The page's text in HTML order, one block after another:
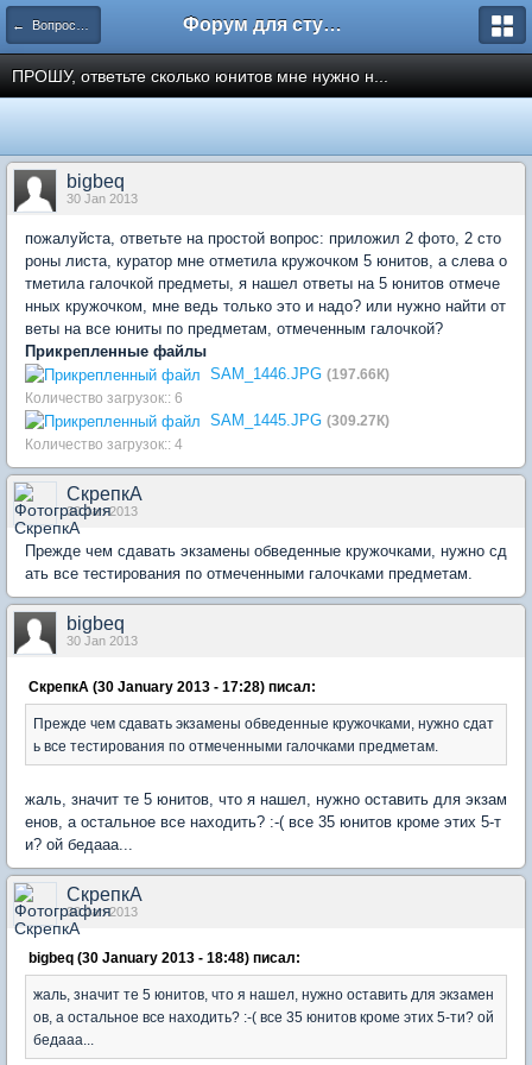
← Вопросы и ответы Форум для студента СГА
ПРОШУ, ответьте сколько юнитов мне нужно н...
bigbeq
30 Jan 2013
пожалуйста, ответьте на простой вопрос: приложил 2 фото, 2 сто
роны листа, куратор мне отметила кружочком 5 юнитов, а слева о
тметила галочкой предметы, я нашел ответы на 5 юнитов отмече
нных кружочком, мне ведь только это и надо? или нужно найти от
веты на все юниты по предметам, отмеченным галочкой?
Прикрепленные файлы
SAM_1446.JPG (197.66К)
Количество загрузок:: 6
SAM_1445.JPG (309.27К)
Количество загрузок:: 4
СкрепкА
30 Jan 2013
Прежде чем сдавать экзамены обведенные кружочками, нужно сд
ать все тестирования по отмеченными галочками предметам.
bigbeq
30 Jan 2013
СкрепкА (30 January 2013 - 17:28) писал:
Прежде чем сдавать экзамены обведенные кружочками, нужно сдат
ь все тестирования по отмеченными галочками предметам.
жаль, значит те 5 юнитов, что я нашел, нужно оставить для экзам
енов, а остальное все находить? :-( все 35 юнитов кроме этих 5-т
и? ой бедааа...
СкрепкА
30 Jan 2013
bigbeq (30 January 2013 - 18:48) писал:
жаль, значит те 5 юнитов, что я нашел, нужно оставить для экзамен
ов, а остальное все находить? :-( все 35 юнитов кроме этих 5-ти? ой
бедааа...